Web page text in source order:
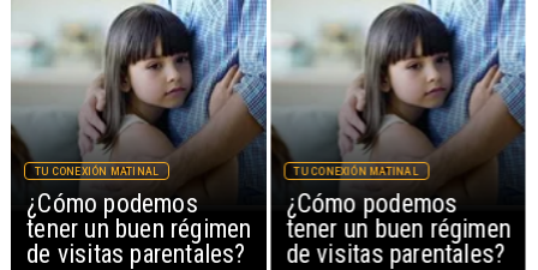
¿Cómo podemos
tener un buen régimen
de visitas parentales?
TU CONEXIÓN MATINAL
¿Cómo podemos
tener un buen régimen
de visitas parentales?
TU CONEXIÓN MATINAL